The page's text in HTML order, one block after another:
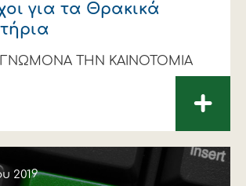
για τα Θρακικά
ΤΗΝ ΚΑΙΝΟΤΟΜΙΑ
+
2019